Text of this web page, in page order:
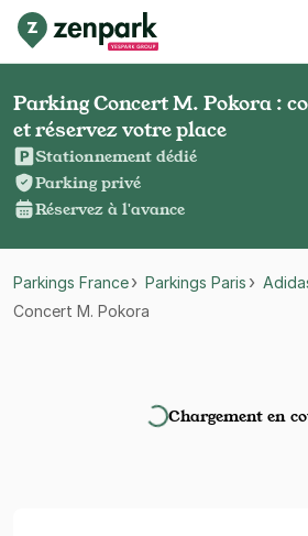
Parking Concert M. Pokora :
et réservez votre place
Stationnement dédié
Parking privé
Réservez à l'avance
Parkings France Parkings Paris
Concert M. Pokora
Chargement en